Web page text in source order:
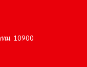
ม. 10900